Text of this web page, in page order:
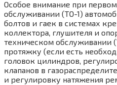
Особое внимание при
обслуживании (ТО-1)
болтов и гаек в системах
коллектора, глушителя и
техническом обслуживании
протяжку (если есть
головок цилиндров,
клапанов в
и регулировку натяжения